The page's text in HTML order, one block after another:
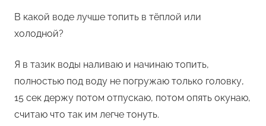
В какой воде лучше топить в тёплой или
холодной?
Я в тазик воды наливаю и начинаю топить,
полностью под воду не погружаю только головку,
15 сек держу потом отпускаю, потом опять окунаю,
считаю что так им легче тонуть.